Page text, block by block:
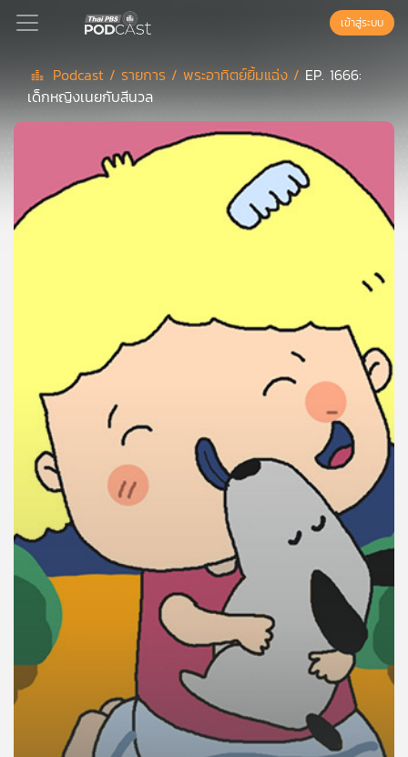
Podcast
ลิ
สต์
ของ
เพลง
บทความ
กิจกรรม
เข้าสู่ระบบ
Podcast / รายการ /พระอาทิตย์ยิ้มแฉ่ง / EP. 1666:
เด็กหญิงเนยกับสีนวล